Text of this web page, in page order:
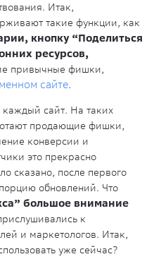
Итак,
такие функции, как
кнопку “Поделиться
ресурсов,
привычные фишки,
сайте.
сайт. На таких
продающие фишки,
конверсии и
это прекрасно
сказано, после первого
обновлений. Что
большое внимание
к
и маркетологов. Итак,
уже сейчас?